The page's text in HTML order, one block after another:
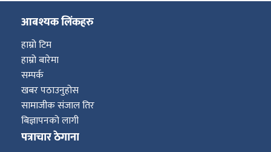
आबश्यक लिंकहरु
हाम्रो टिम
हाम्रो बारेमा
सम्पर्क
खबर पठाउनुहोस
सामाजीक संजाल तिर
बिज्ञापनको लागी
पत्राचार ठेगाना